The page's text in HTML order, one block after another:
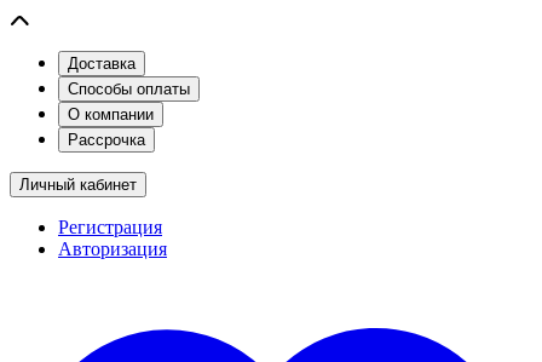
Доставка
Способы оплаты
О компании
Рассрочка
Личный кабинет
Регистрация
Авторизация